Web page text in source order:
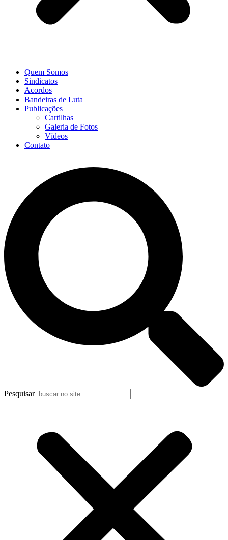
Quem Somos
Sindicatos
Acordos
Bandeiras de Luta
Publicações
Cartilhas
Galeria de Fotos
Vídeos
Contato
Pesquisar